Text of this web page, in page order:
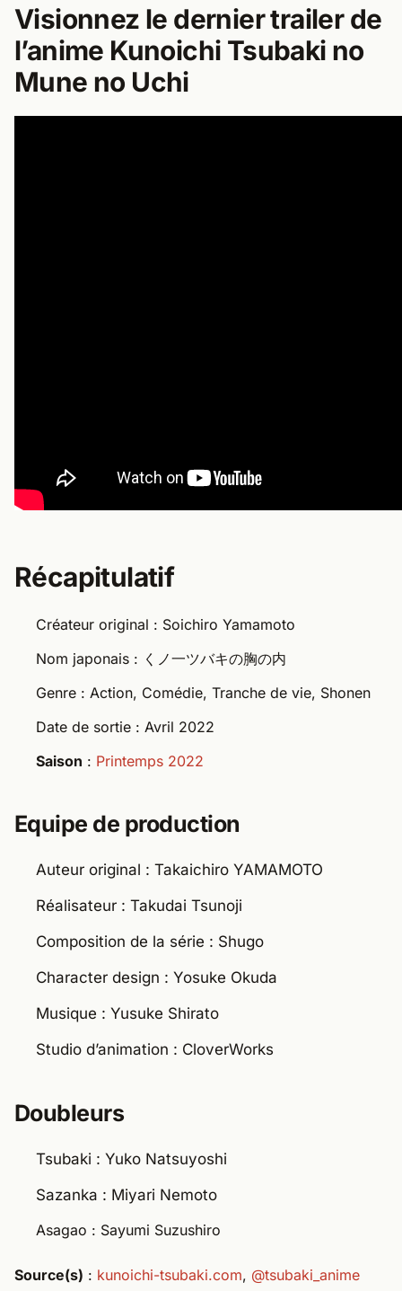
Visionnez le dernier trailer de
l’anime Kunoichi Tsubaki no
Mune no Uchi
Récapitulatif
Créateur original : Soichiro Yamamoto
Nom japonais : くノ一ツバキの胸の内
Genre : Action, Comédie, Tranche de vie, Shonen
Date de sortie : Avril 2022
Saison : Printemps 2022
Equipe de production
Auteur original : Takaichiro YAMAMOTO
Réalisateur : Takudai Tsunoji
Composition de la série : Shugo
Character design : Yosuke Okuda
Musique : Yusuke Shirato
Studio d’animation : CloverWorks
Doubleurs
Tsubaki : Yuko Natsuyoshi
Sazanka : Miyari Nemoto
Asagao : Sayumi Suzushiro
Source(s) : kunoichi-tsubaki.com, @tsubaki_anime